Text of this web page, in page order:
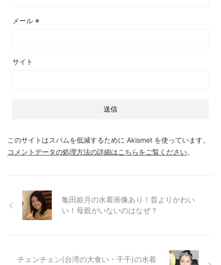
メール ※
サイト
このサイトはスパムを低減するために Akismet を使っています。
コメントデータの処理方法の詳細はこちらをご覧ください。
亀田姫月の水着画像あり！昔よりかわい
い！母親がいないのはなぜ？
チェンチェン(台湾の大食い・千千)の水着